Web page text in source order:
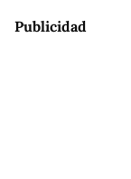
Publicidad